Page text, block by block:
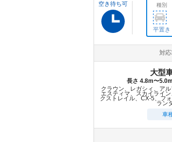
空き待ち可 種別
平置き
対応
大型
長さ 4.8m〜
クラウン、レガシィ、ア
エスティマ、スカイライ
クストレイル、CX-5、フ
ラン
車